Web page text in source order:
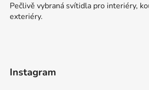
Pečlivě vybraná svítidla pro interiéry,
exteriéry.
Instagram